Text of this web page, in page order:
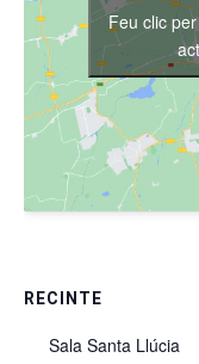
RECINTE
Sala Santa Llúcia
Feu clic